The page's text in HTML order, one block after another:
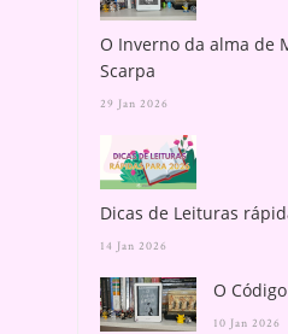
O Inverno da alma de
Scarpa
29 Jan 2026
Dicas de Leituras
14 Jan 2026
O
10 Jan 2026